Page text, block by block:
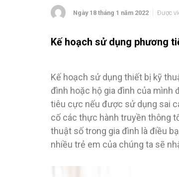
Ngày 18 tháng 1 năm 2022 Được
Kế hoạch sử dụng phương
Kế hoạch sử dụng thiết bị kỹ
đình hoặc hộ gia đình của mình
tiêu cực nếu được sử dụng sai
cố các thực hành truyền thông
thuật số trong gia đình là điều
nhiều trẻ em của chúng ta sẽ